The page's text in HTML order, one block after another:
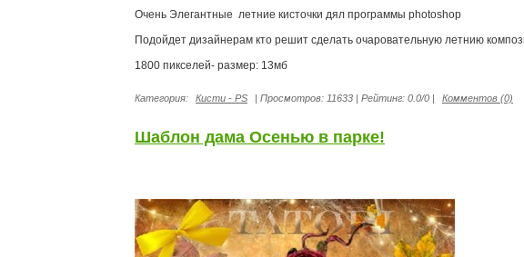
Очень Элегантные летние кисточки дял программы photoshop
Подойдет дизайнерам кто решит сделать очаровательную летнию
1800 пикселей- размер: 13мб
Категория: Кисти - PS | Просмотров: 11633 | Рейтинг: 0.0/0 | Комментов (0)
Шаблон дама Осенью в парке!